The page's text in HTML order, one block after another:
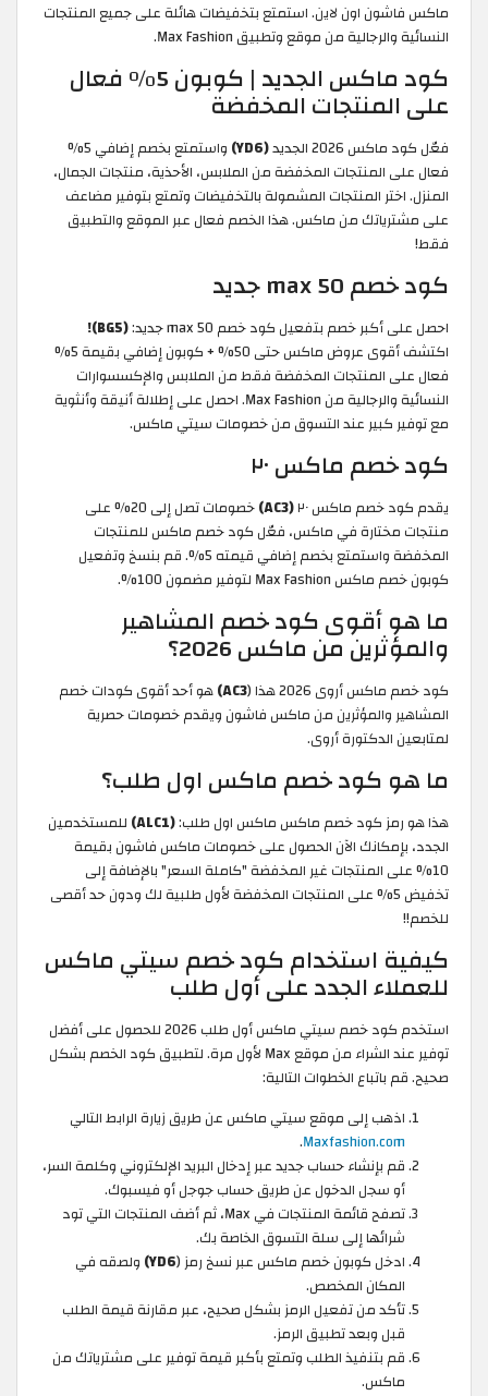
ماكس فاشون اون لاين. استمتع بتخفيضات هائلة على جميع المنتجات
النسائية والرجالية من موقع وتطبيق Max Fashion.
كود ماكس الجديد | كوبون 5% فعال
على المنتجات المخفضة
فعّل كود ماكس 2026 الجديد (YD6)
واستمتع بخصم إضافي 5%
فعال على المنتجات المخفضة من الملابس، الأحذية، منتجات الجمال،
المنزل. اختر المنتجات المشمولة بالتخفيضات وتمتع بتوفير مضاعف
على مشترياتك من ماكس. هذا الخصم فعال عبر الموقع والتطبيق
فقط!
كود خصم max 50 جديد
احصل على أكبر خصم بتفعيل كود خصم max 50 جديد:
(BG5)!
اكتشف أقوى عروض ماكس حتى 50% + كوبون إضافي بقيمة 5%
فعال على المنتجات المخفضة فقط من الملابس والإكسسوارات
النسائية والرجالية من Max Fashion. احصل على إطلالة أنيقة وأنثوية
مع توفير كبير عند التسوق من خصومات سيتي ماكس.
كود خصم ماكس ٢٠
يقدم كود خصم ماكس ٢٠ (AC3)
خصومات تصل إلى 20% على
منتجات مختارة في ماكس، فعّل كود خصم ماكس للمنتجات
المخفضة واستمتع بخصم إضافي قيمته 5%. قم بنسخ وتفعيل
كوبون خصم ماكس Max Fashion لتوفير مضمون 100%.
ما هو أقوى كود خصم المشاهير
والمؤثرين من ماكس 2026؟
كود خصم ماكس أروى 2026 هذا ( AC3) هو أحد أقوى كودات خصم
المشاهير والمؤثرين من ماكس فاشون ويقدم خصومات حصرية
لمتابعين الدكتورة أروى.
ما هو كود خصم ماكس اول طلب؟
هذا هو رمز كود خصم ماكس ماكس اول طلب:(ALC1)
للمستخدمين
الجدد، بإمكانك الآن الحصول على خصومات ماكس فاشون بقيمة
10% على المنتجات غير المخفضة "كاملة السعر" بالإضافة إلى
تخفيض 5% على المنتجات المخفضة لأول طلبية لك ودون حد أقصى
للخصم!!
كيفية استخدام كود خصم سيتي ماكس
للعملاء الجدد على أول طلب
استخدم كود خصم سيتي ماكس أول طلب 2026 للحصول على أفضل
توفير عند الشراء من موقع Max لأول مرة. لتطبيق كود الخصم بشكل
صحيح. قم باتباع الخطوات التالية:
اذهب إلى موقع سيتي ماكس عن طريق زيارة الرابط التالي
Maxfashion.com
.
قم بإنشاء حساب جديد عبر إدخال البريد الإلكتروني وكلمة السر،
أو سجل الدخول عن طريق حساب جوجل أو فيسبوك.
تصفح قائمة المنتجات في Max، ثم أضف المنتجات التي تود
شرائها إلى سلة التسوق الخاصة بك.
ادخل كوبون خصم ماكس عبر نسخ رمز (YD6) ولصقه في
المكان المخصص.
تأكد من تفعيل الرمز بشكل صحيح، عبر مقارنة قيمة الطلب
قبل وبعد تطبيق الرمز.
قم بتنفيذ الطلب وتمتع بأكبر قيمة توفير على مشترياتك من
ماكس.